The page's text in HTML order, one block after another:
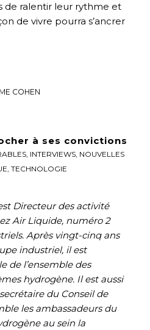
de ralentir leur rythme et
de vivre pourra s’ancrer
COHEN
à ses convictions
, INTERVIEWS, NOUVELLES
TECHNOLOGIE
Directeur des activité
Air Liquide, numéro 2
Après vingt-cinq ans
industriel, il est
de l’ensemble des
hydrogène. Il est aussi
du Conseil de
les ambassadeurs du
au sein la